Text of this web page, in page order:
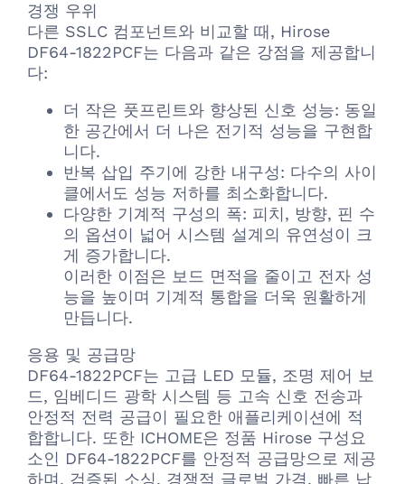
경쟁 우위
다른 SSLC 컴포넌트와 비교할 때, Hirose
DF64-1822PCF는 다음과 같은 강점을 제공합니
다:
더 작은 풋프린트와 향상된 신호 성능: 동일
한 공간에서 더 나은 전기적 성능을 구현합
니다.
반복 삽입 주기에 강한 내구성: 다수의 사이
클에서도 성능 저하를 최소화합니다.
다양한 기계적 구성의 폭: 피치, 방향, 핀 수
의 옵션이 넓어 시스템 설계의 유연성이 크
게 증가합니다.
이러한 이점은 보드 면적을 줄이고 전자 성
능을 높이며 기계적 통합을 더욱 원활하게
만듭니다.
응용 및 공급망
DF64-1822PCF는 고급 LED 모듈, 조명 제어 보
드, 임베디드 광학 시스템 등 고속 신호 전송과
안정적 전력 공급이 필요한 애플리케이션에 적
합합니다. 또한 ICHOME은 정품 Hirose 구성요
소인 DF64-1822PCF를 안정적 공급망으로 제공
하며, 검증된 소싱, 경쟁적 글로벌 가격, 빠른 납